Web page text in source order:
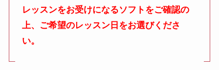
レッスンをお受けになるソフトをご確認の
上、ご希望のレッスン日をお選びくださ
い。